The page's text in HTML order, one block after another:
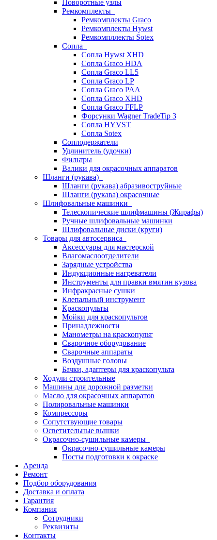
Поворотные узлы
Ремкомплекты
Ремкомплекты Graco
Ремкомплекты Hywst
Ремкомпллекты Sotex
Сопла
Сопла Hywst XHD
Сопла Graco HDA
Сопла Graco LL5
Сопла Graco LP
Сопла Graco PAA
Сопла Graco XHD
Сопла Graco FFLP
Форсунки Wagner TradeTip 3
Сопла HYVST
Сопла Sotex
Соплодержатели
Удлинитель (удочки)
Фильтры
Валики для окрасочных аппаратов
Шланги (рукава)
Шланги (рукава) абразивоструйные
Шланги (рукава) окрасочные
Шлифовальные машинки
Телескопические шлифмашины (Жирафы)
Ручные шлифовальные машинки
Шлифовальные диски (круги)
Товары для автосервиса
Аксессуары для мастерской
Влагомаслоотделители
Зарядные устройства
Индукционные нагреватели
Инструменты для правки вмятин кузова
Инфракрасные сушки
Клепальный инструмент
Краскопульты
Мойки для краскопультов
Принадлежности
Манометры на краскопульт
Сварочное оборудование
Сварочные аппараты
Воздушные головы
Бачки, адаптеры для краскопульта
Ходули строительные
Машины для дорожной разметки
Масло для окрасочных аппаратов
Полировальные машинки
Компрессоры
Сопутствующие товары
Осветительные вышки
Окрасочно-сушильные камеры
Окрасочно-сушильные камеры
Посты подготовки к окраске
Аренда
Ремонт
Подбор оборудования
Доставка и оплата
Гарантия
Компания
Сотрудники
Реквизиты
Контакты